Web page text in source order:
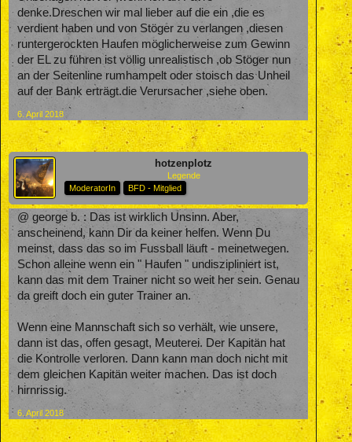
denke.Dreschen wir mal lieber auf die ein ,die es
verdient haben und von Stöger zu verlangen ,diesen
runtergerockten Haufen möglicherweise zum Gewinn
der EL zu führen ist völlig unrealistisch ,ob Stöger nun
an der Seitenline rumhampelt oder stoisch das Unheil
auf der Bank erträgt.die Verursacher ,siehe oben.
6. April 2018
hotzenplotz
Legende
ModeratorIn
BFD - Mitglied
@ george b. : Das ist wirklich Unsinn. Aber,
anscheinend, kann Dir da keiner helfen. Wenn Du
meinst, dass das so im Fussball läuft - meinetwegen.
Schon alleine wenn ein " Haufen " undiszipliniert ist,
kann das mit dem Trainer nicht so weit her sein. Genau
da greift doch ein guter Trainer an.
Wenn eine Mannschaft sich so verhält, wie unsere,
dann ist das, offen gesagt, Meuterei. Der Kapitän hat
die Kontrolle verloren. Dann kann man doch nicht mit
dem gleichen Kapitän weiter machen. Das ist doch
hirnrissig.
6. April 2018